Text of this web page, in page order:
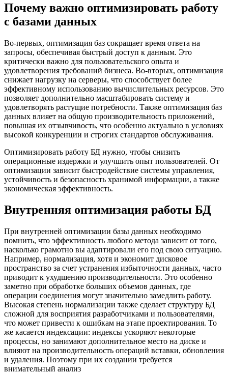
Почему важно оптимизировать работу
с базами данных
Во-первых, оптимизация баз сокращает время ответа на
запросы, обеспечивая быстрый доступ к данным. Это
критически важно для пользовательского опыта и
удовлетворения требований бизнеса. Во-вторых, оптимизация
снижает нагрузку на серверы, что способствует более
эффективному использованию вычислительных ресурсов. Это
позволяет дополнительно масштабировать систему и
удовлетворять растущие потребности. Также оптимизация баз
данных влияет на общую производительность приложений,
повышая их отзывчивость, что особенно актуально в условиях
высокой конкуренции и строгих стандартов обслуживания.
Оптимизировать работу БД нужно, чтобы снизить
операционные издержки и улучшить опыт пользователей. От
оптимизации зависит быстродействие системы управления,
устойчивость и безопасность хранимой информации, а также
экономическая эффективность.
Внутренняя оптимизация работы БД
При внутренней оптимизации базы данных необходимо
помнить, что эффективность любого метода зависит от того,
насколько грамотно вы адаптировали его под свою ситуацию.
Например, нормализация, хотя и экономит дисковое
пространство за счет устранения избыточности данных, часто
приводит к ухудшению производительности. Это особенно
заметно при обработке больших объемов данных, где
операции соединения могут значительно замедлить работу.
Высокая степень нормализации также сделает структуру БД
сложной для восприятия разработчиками и пользователями,
что может привести к ошибкам на этапе проектирования. То
же касается индексации: индексы ускоряют некоторые
процессы, но занимают дополнительное место на диске и
влияют на производительность операций вставки, обновления
и удаления. Поэтому при их создании требуется
внимательный анализ